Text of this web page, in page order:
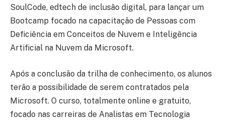
SoulCode, edtech de inclusão digital, para lançar um
Bootcamp focado na capacitação de Pessoas com
Deficiência em Conceitos de Nuvem e Inteligência
Artificial na Nuvem da Microsoft.
Após a conclusão da trilha de conhecimento, os alunos
terão a possibilidade de serem contratados pela
Microsoft. O curso, totalmente online e gratuito,
focado nas carreiras de Analistas em Tecnologia